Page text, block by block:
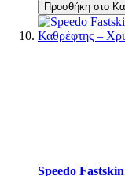
Προσθήκη στο
Speedo